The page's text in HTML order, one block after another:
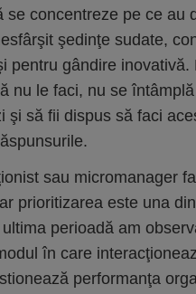
se concentreze pe ce
şedinţe sudate,
pentru gândire
nu le faci, nu se
şi să fii dispus să faci
sau micromanager
prioritizarea este una
perioadă am
în care
performanţa